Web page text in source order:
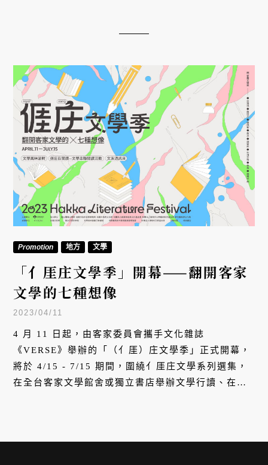
Promotion 地方 文學
「亻厓庄文學季」開幕——翻開客家
文學的七種想像
2023/04/11
4 月 11 日起，由客家委員會攜手文化雜誌
《VERSE》舉辦的「（亻厓）庄文學季」正式開幕，
將於 4/15 - 7/15 期間，圍繞亻厓庄文學系列選集，
在全台客家文學館舍或獨立書店舉辦文學行讀、在地